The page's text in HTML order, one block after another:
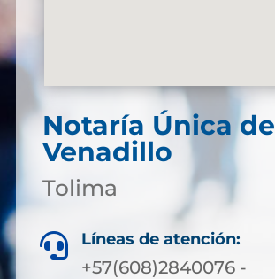
Notaría Única de
Venadillo
Tolima
 Líneas de atención:
+57(608)2840076 -